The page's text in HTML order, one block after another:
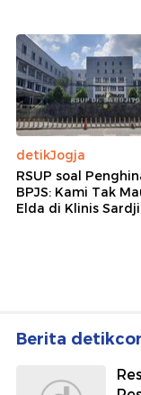
detikJogja
RSUP soal
BPJS: Kami Tak
Elda di Klinis
Berita